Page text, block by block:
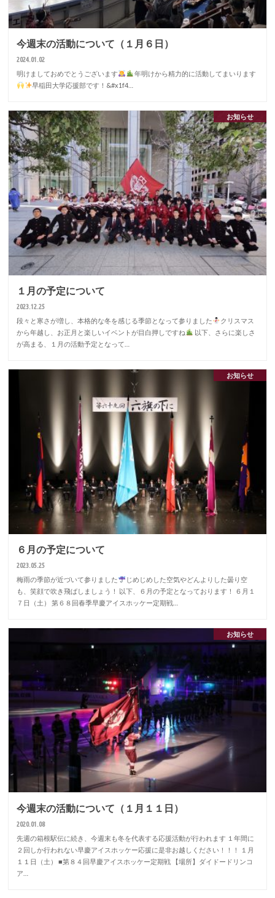
今週末の活動について（１月６日）
2024.01.02
明けましておめでとうございます
年明けから精力的に活動してまいります
早稲田大学応援部です！&#x1f4…
お知らせ
１月の予定について
2023.12.25
段々と寒さが増し、本格的な冬を感じる季節となって参りました
クリスマス
から年越し、お正月と楽しいイベントが目白押しですね
以下、さらに楽しさ
が高まる、１月の活動予定となって…
お知らせ
６月の予定について
2023.05.25
梅雨の季節が近づいて参りました
じめじめした空気やどんよりした曇り空
も、笑顔で吹き飛ばしましょう！ 以下、６月の予定となっております！ ６月１
７日（土） 第６８回春季早慶アイスホッケー定期戦…
お知らせ
今週末の活動について（１月１１日）
2020.01.08
先週の箱根駅伝に続き、今週末も冬を代表する応援活動が行われます １年間に
２回しか行われない早慶アイスホッケー応援に是非お越しください！！！ １月
１１日（土） ■第８４回早慶アイスホッケー定期戦 【場所】ダイドードリンコ
ア…